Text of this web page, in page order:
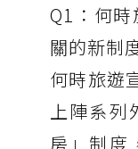
Q1：何
關的新制
何時旅遊
上陣系
房」制度